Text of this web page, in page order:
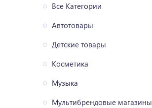
Все Категории
Автотовары
Детские товары
Косметика
Музыка
Мультибрендовые магазины